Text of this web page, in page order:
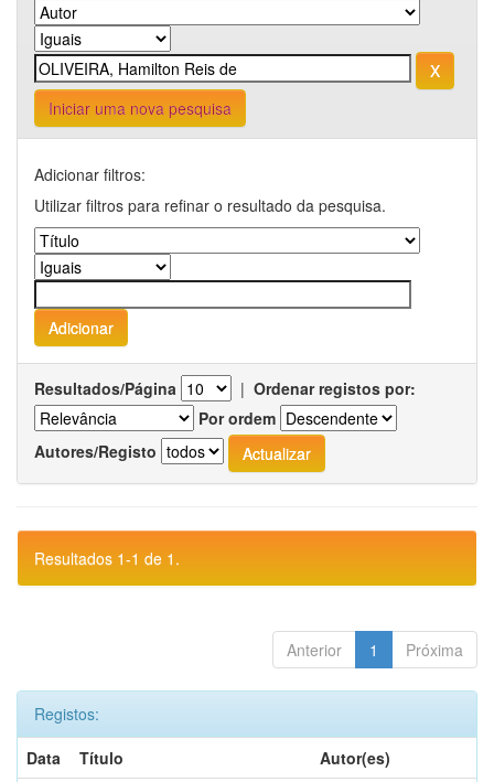
Iniciar uma nova pesquisa
Adicionar filtros:
Utilizar filtros para refinar o resultado da pesquisa.
Resultados/Página | Ordenar registos por:
Por ordem
Autores/Registo
Resultados 1-1 de 1.
Anterior 1 Próxima
Registos:
Data
Título
Autor(es)